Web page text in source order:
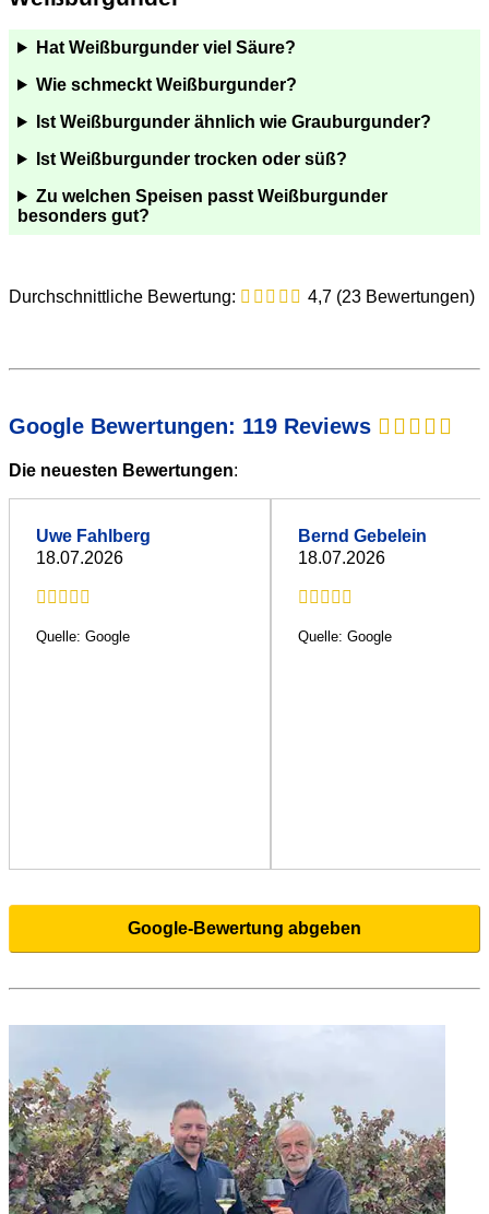
Hat Weißburgunder viel Säure?
Wie schmeckt Weißburgunder?
Ist Weißburgunder ähnlich wie Grauburgunder?
Ist Weißburgunder trocken oder süß?
Zu welchen Speisen passt Weißburgunder
besonders gut?
Durchschnittliche Bewertung: 4,7 (23 Bewertungen)
Google Bewertungen: 119 Reviews
Die neuesten Bewertungen:
Uwe Fahlberg
18.07.2026
Quelle: Google
Bernd Gebelein
18.07.2026
Quelle: Google
Google-Bewertung abgeben